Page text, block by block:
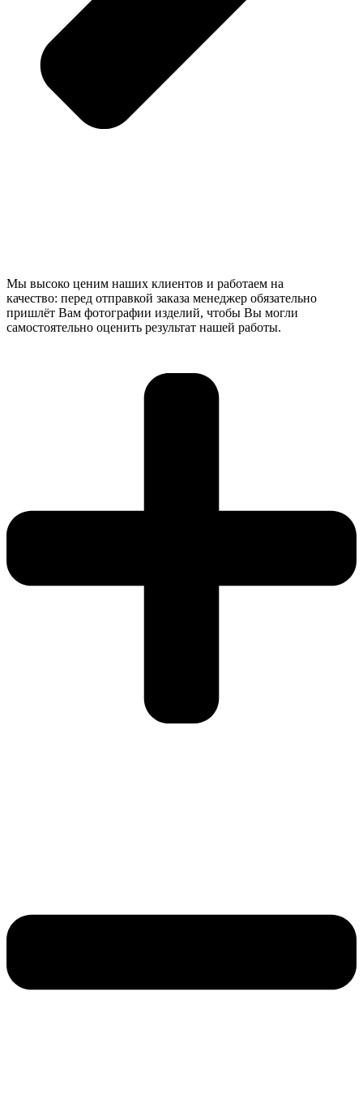
Мы высоко ценим наших клиентов и работаем на
качество: перед отправкой заказа менеджер обязательно
пришлёт Вам фотографии изделий, чтобы Вы могли
самостоятельно оценить результат нашей работы.